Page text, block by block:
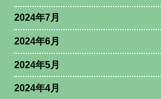
2024年7月
2024年6月
2024年5月
2024年4月